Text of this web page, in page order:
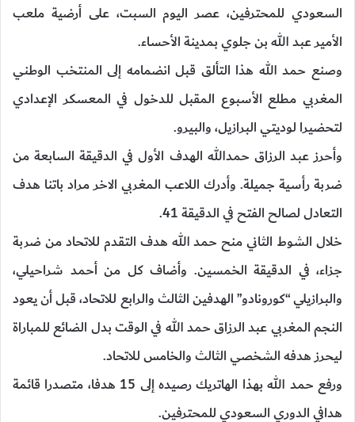
السعودي للمحترفين، عصر اليوم السبت، على أرضية ملعب
الأمير عبد الله بن جلوي بمدينة الأحساء.
وصنع حمد الله هذا التألق قبل انضمامه إلى المنتخب الوطني
المغربي مطلع الأسبوع المقبل للدخول في المعسكر الإعدادي
لتحضيرا لوديتي البرازيل، والبيرو.
وأحرز عبد الرزاق حمدالله الهدف الأول في الدقيقة السابعة من
ضربة رأسية جميلة. وأدرك اللاعب المغربي الاخر مراد باتنا هدف
التعادل لصالح الفتح في الدقيقة 41.
خلال الشوط الثاني منح حمد الله هدف التقدم للاتحاد من ضربة
جزاء، في الدقيقة الخمسين. وأضاف كل من أحمد شراحيلي،
والبرازيلي “كورونادو” الهدفين الثالث والرابع للاتحاد، قبل أن يعود
النجم المغربي عبد الرزاق حمد الله في الوقت بدل الضائع للمباراة
ليحرز هدفه الشخصي الثالث والخامس للاتحاد.
ورفع حمد الله بهذا الهاتريك رصيده إلى 15 هدفا، متصدرا قائمة
هدافي الدوري السعودي للمحترفين.